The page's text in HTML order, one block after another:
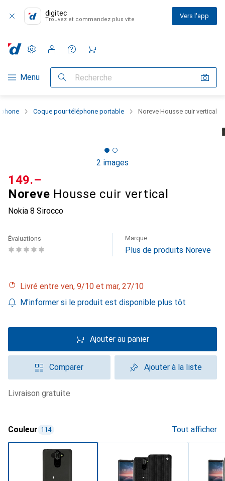
digitec
Trouvez et commandez plus vite Vers l'app
Navigation par catégorie
Menu Recherche
Paramètres
Compte client
Listes de comparaison
Listes d'envies
Panier
Coque pour téléphone portable Noreve Housse cuir vertical
2 images
Noreve Housse cuir vertical
Nokia 8 Sirocco
CHF
149.–
Évaluations Marque
Plus de produits Noreve
Livré entre ven, 9/10 et mar, 27/10
M'informer si le produit est disponible plus tôt
Ajouter au panier
Comparer Ajouter à la liste
livraison gratuite
Couleur 114 Tout afficher